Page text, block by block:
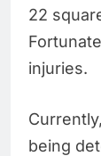
22
injuries.
being